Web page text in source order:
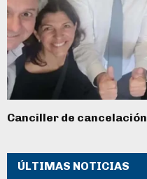
Canciller de cancelación
ÚLTIMAS NOTICIAS